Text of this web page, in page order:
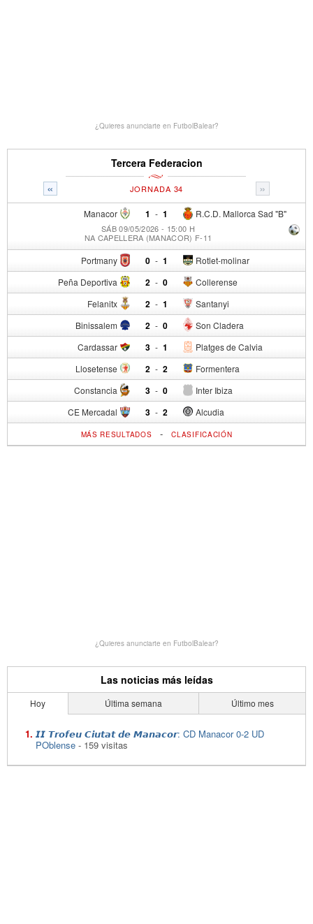
¿Quieres anunciarte en FutbolBalear?
Tercera Federacion
« »
JORNADA 34
Manacor 1 - R.C.D. Mallorca Sad "B"
1
SÁB 09/05/2026 - 15:00 H
NA CAPELLERA (MANACOR) F-11
Portmany 0 - Rotlet-molinar
1
Peña Deportiva 2 - Collerense
0
Felanitx 2 - Santanyi
1
Binissalem 2 - Son Cladera
0
Cardassar 3 - Platges de Calvia
1
Llosetense 2 - Formentera
2
Constancia 3 - Inter Ibiza
0
CE Mercadal 3 - Alcudia
2
MÁS RESULTADOS -CLASIFICACIÓN
¿Quieres anunciarte en FutbolBalear?
Las noticias más leídas
Hoy Última semana Último mes
𝙄𝙄 𝙏𝙧𝙤𝙛𝙚𝙪 𝘾𝙞𝙪𝙩𝙖𝙩 𝙙𝙚 𝙈𝙖𝙣𝙖𝙘𝙤𝙧: CD Manacor 0-2 UD
POblense - 159 visitas